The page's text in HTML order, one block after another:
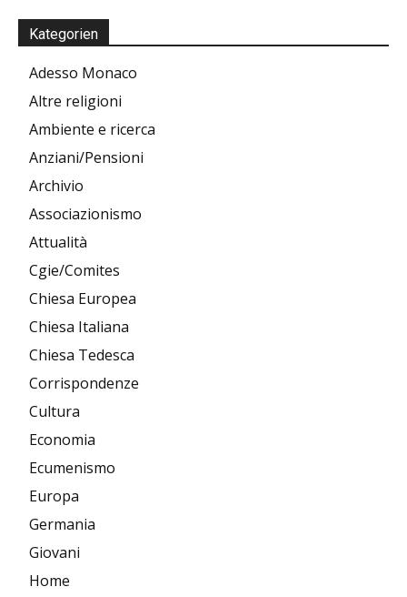
Kategorien
Adesso Monaco
Altre religioni
Ambiente e ricerca
Anziani/Pensioni
Archivio
Associazionismo
Attualità
Cgie/Comites
Chiesa Europea
Chiesa Italiana
Chiesa Tedesca
Corrispondenze
Cultura
Economia
Ecumenismo
Europa
Germania
Giovani
Home